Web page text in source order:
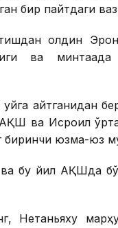
бир пайтдаги
олдин
ва
қайтганидан
ва Исроил
биринчи юзма-юз
бу йил АҚШда
Нетаньяху